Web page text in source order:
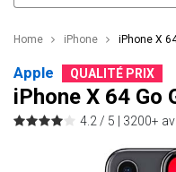
Home iPhone iPhone X
Apple QUALITÉ PRIX
iPhone X 64 Go
4.2 / 5 | 3200+